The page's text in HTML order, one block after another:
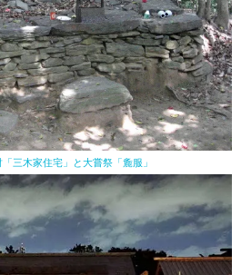
三木家住宅」と大嘗祭「麁服」